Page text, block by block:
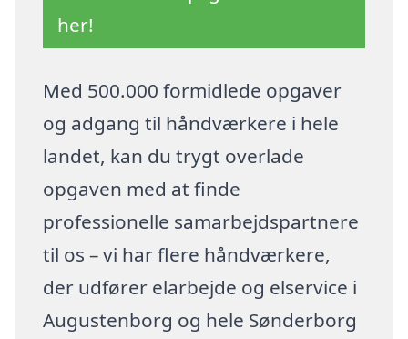
her!
Med 500.000 formidlede opgaver
og adgang til håndværkere i hele
landet, kan du trygt overlade
opgaven med at finde
professionelle samarbejdspartnere
til os – vi har flere håndværkere,
der udfører elarbejde og elservice i
Augustenborg og hele Sønderborg